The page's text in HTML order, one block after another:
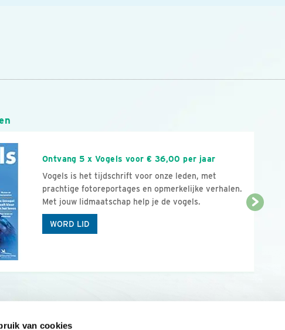
van cookies
Ontvang 5 x Vogels voor € 36,00 per jaar
Vogels is het tijdschrift voor onze leden, met
prachtige fotoreportages en opmerkelijke verhalen.
Met jouw lidmaatschap help je de vogels.
WORD LID